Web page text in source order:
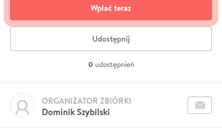
Wpłać teraz
Udostępnij
0 udostępnień
Dominik Szybilski
ORGANIZATOR ZBIÓRKI